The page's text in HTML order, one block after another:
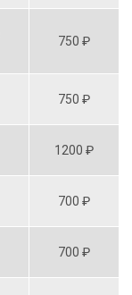
750 ₽
750 ₽
1200 ₽
700 ₽
700 ₽